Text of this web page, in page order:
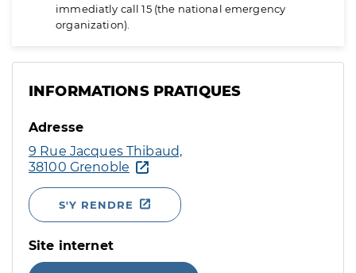
immediatly call 15 (the national emergency
organization).
INFORMATIONS PRATIQUES
Adresse
9 Rue Jacques Thibaud,
38100 Grenoble
S'Y RENDRE
Site internet